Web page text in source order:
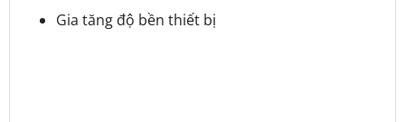
Gia tăng độ bền thiết bị